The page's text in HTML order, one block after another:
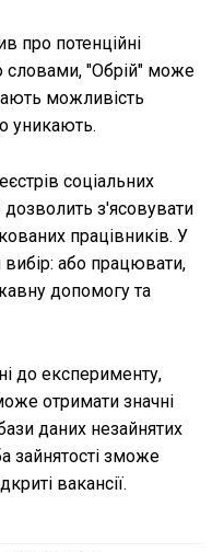
про потенційні
словами, "Обрій" може
можливість
уникають.
соціальних
дозволить з'ясовувати
працівників. У
або працювати,
допомогу та
до експерименту,
отримати значні
даних незайнятих
зайнятості зможе
вакансії.